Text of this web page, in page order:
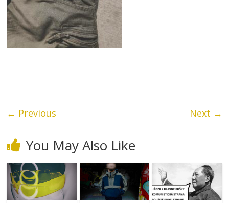
← Previous Next →
You May Also Like